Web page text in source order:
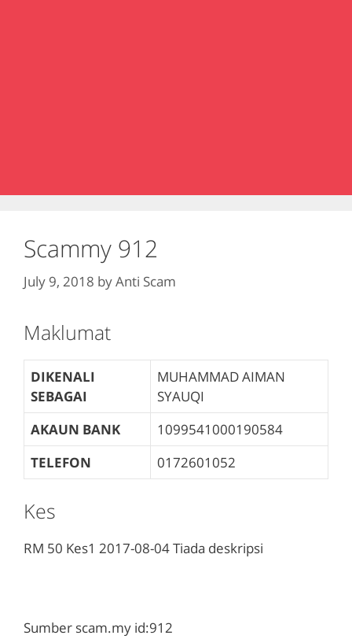
Scammy 912
July 9, 2018 byAnti Scam
Maklumat
DIKENALI
SEBAGAI
MUHAMMAD AIMAN
SYAUQI
AKAUN BANK
1099541000190584
TELEFON
0172601052
Kes
RM 50 Kes1 2017-08-04Tiada deskripsi
Sumber scam.my id:912